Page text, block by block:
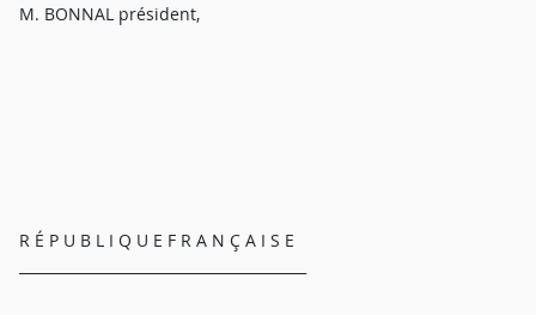
M. BONNAL président,
R É P U B L I Q U E F R A N Ç A I S E